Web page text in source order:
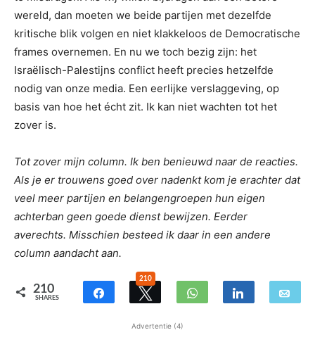
wereld, dan moeten we beide partijen met dezelfde
kritische blik volgen en niet klakkeloos de Democratische
frames overnemen. En nu we toch bezig zijn: het
Israëlisch-Palestijns conflict heeft precies hetzelfde
nodig van onze media. Een eerlijke verslaggeving, op
basis van hoe het écht zit. Ik kan niet wachten tot het
zover is.
Tot zover mijn column. Ik ben benieuwd naar de reacties.
Als je er trouwens goed over nadenkt kom je erachter dat
veel meer partijen en belangengroepen hun eigen
achterban geen goede dienst bewijzen. Eerder
averechts. Misschien besteed ik daar in een andere
column aandacht aan.
210
SHARES
210
Advertentie (4)